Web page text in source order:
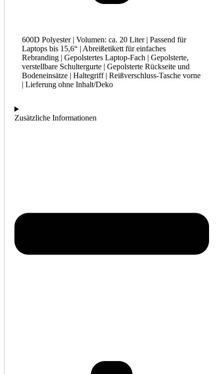
600D Polyester | Volumen: ca. 20 Liter | Passend für
Laptops bis 15,6“ | Abreißetikett für einfaches
Rebranding | Gepolstertes Laptop-Fach | Gepolsterte,
verstellbare Schultergurte | Gepolsterte Rückseite und
Bodeneinsätze | Haltegriff | Reißverschluss-Tasche vorne
| Lieferung ohne Inhalt/Deko
Zusätzliche Informationen